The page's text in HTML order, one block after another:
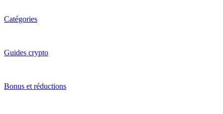
Catégories
Guides crypto
Bonus et réductions